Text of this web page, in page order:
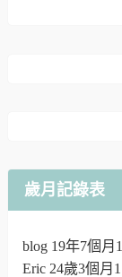
歲月記錄表
blog 19年7個月
Eric 24歲3個月